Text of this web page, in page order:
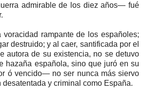
admirable de los diez años— fué
voracidad rampante de los españoles;
destruido; y al caer, santificada por el
autora de su existencia, no se detuvo
hazaña española, sino que juró en su
ó vencido— no ser nunca más siervo
desatentada y criminal como España.